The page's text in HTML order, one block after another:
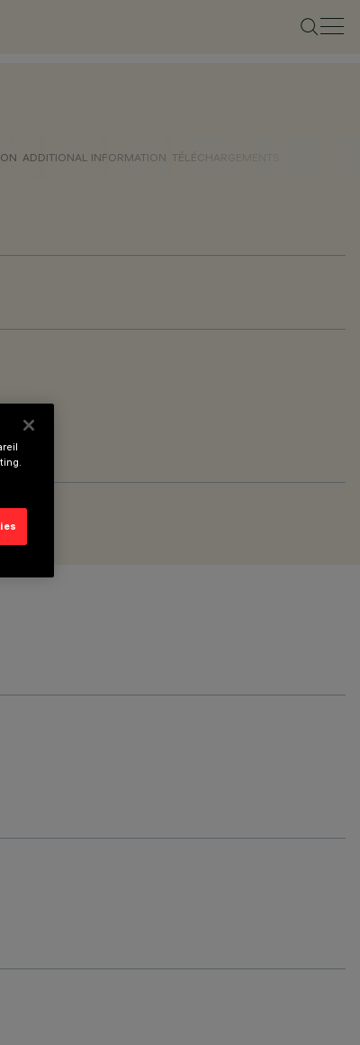
ADDITIONAL INFORMATION TÉLÉCHARGEMENTS